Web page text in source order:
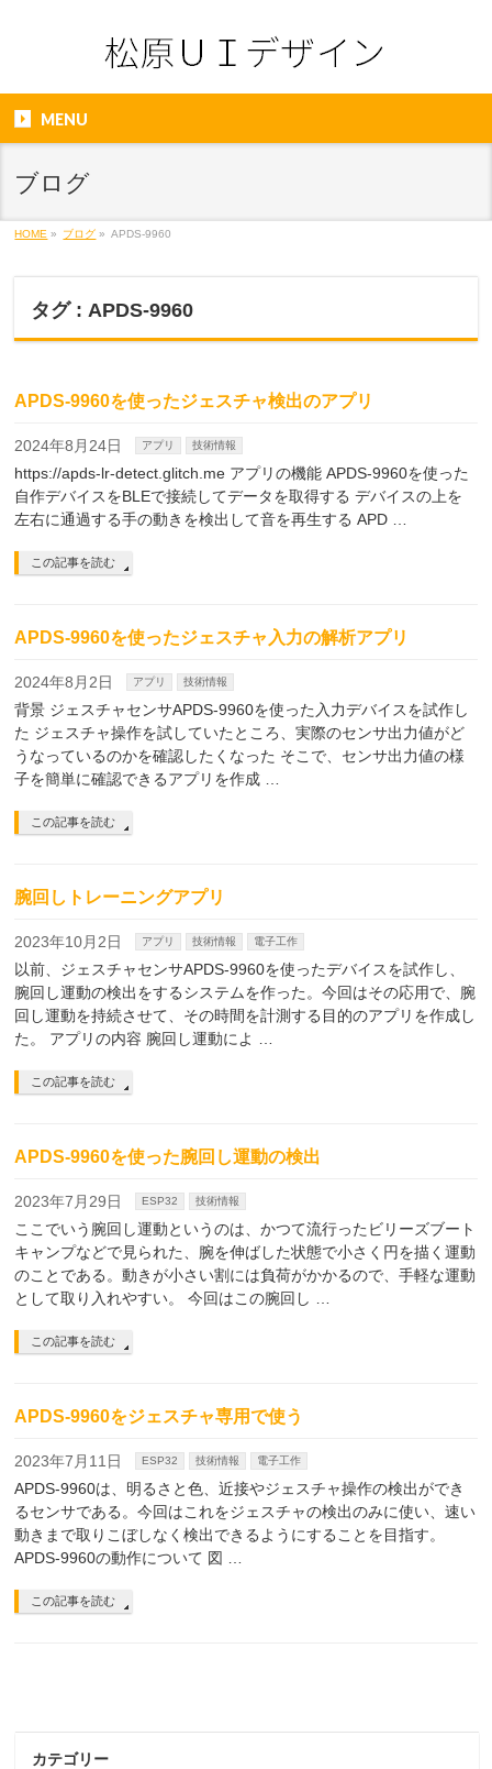
MENU
ブログ
HOME » ブログ » APDS-9960
タグ : APDS-9960
APDS-9960を使ったジェスチャ検出のアプリ
2024年8月24日 アプリ 技術情報
https://apds-lr-detect.glitch.me アプリの機能 APDS-9960を使った
自作デバイスをBLEで接続してデータを取得する デバイスの上を
左右に通過する手の動きを検出して音を再生する APD …
この記事を読む
APDS-9960を使ったジェスチャ入力の解析アプリ
2024年8月2日 アプリ 技術情報
背景 ジェスチャセンサAPDS-9960を使った入力デバイスを試作し
た ジェスチャ操作を試していたところ、実際のセンサ出力値がど
うなっているのかを確認したくなった そこで、センサ出力値の様
子を簡単に確認できるアプリを作成 …
この記事を読む
腕回しトレーニングアプリ
2023年10月2日 アプリ 技術情報 電子工作
以前、ジェスチャセンサAPDS-9960を使ったデバイスを試作し、
腕回し運動の検出をするシステムを作った。今回はその応用で、腕
回し運動を持続させて、その時間を計測する目的のアプリを作成し
た。 アプリの内容 腕回し運動によ …
この記事を読む
APDS-9960を使った腕回し運動の検出
2023年7月29日 ESP32 技術情報
ここでいう腕回し運動というのは、かつて流行ったビリーズブート
キャンプなどで見られた、腕を伸ばした状態で小さく円を描く運動
のことである。動きが小さい割には負荷がかかるので、手軽な運動
として取り入れやすい。 今回はこの腕回し …
この記事を読む
APDS-9960をジェスチャ専用で使う
2023年7月11日 ESP32 技術情報 電子工作
APDS-9960は、明るさと色、近接やジェスチャ操作の検出ができ
るセンサである。今回はこれをジェスチャの検出のみに使い、速い
動きまで取りこぼしなく検出できるようにすることを目指す。
APDS-9960の動作について 図 …
この記事を読む
カテゴリー